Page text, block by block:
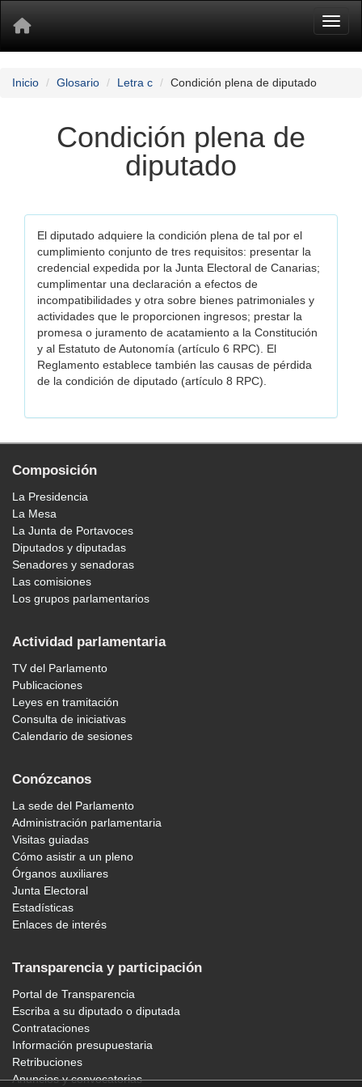
Inicio Glosario Letra c Condición plena de diputado
Condición plena de
diputado
El diputado adquiere la condición plena de tal por el
cumplimiento conjunto de tres requisitos: presentar la
credencial expedida por la Junta Electoral de Canarias;
cumplimentar una declaración a efectos de
incompatibilidades y otra sobre bienes patrimoniales y
actividades que le proporcionen ingresos; prestar la
promesa o juramento de acatamiento a la Constitución
y al Estatuto de Autonomía (artículo 6 RPC). El
Reglamento establece también las causas de pérdida
de la condición de diputado (artículo 8 RPC).
Composición
La Presidencia
La Mesa
La Junta de Portavoces
Diputados y diputadas
Senadores y senadoras
Las comisiones
Los grupos parlamentarios
Actividad parlamentaria
TV del Parlamento
Publicaciones
Leyes en tramitación
Consulta de iniciativas
Calendario de sesiones
Conózcanos
La sede del Parlamento
Administración parlamentaria
Visitas guiadas
Cómo asistir a un pleno
Órganos auxiliares
Junta Electoral
Estadísticas
Enlaces de interés
Transparencia y participación
Portal de Transparencia
Escriba a su diputado o diputada
Contrataciones
Información presupuestaria
Retribuciones
Anuncios y convocatorias